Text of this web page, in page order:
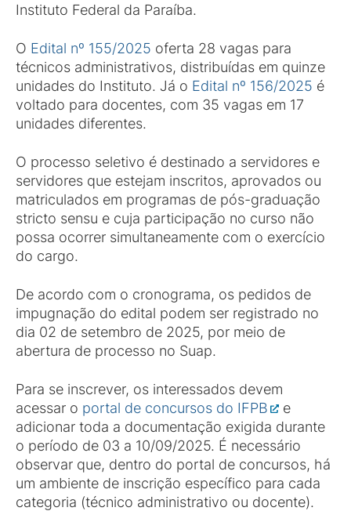
Instituto Federal da Paraíba.
O Edital nº 155/2025 oferta 28 vagas para
técnicos administrativos, distribuídas em quinze
unidades do Instituto. Já o Edital nº 156/2025 é
voltado para docentes, com 35 vagas em 17
unidades diferentes.
O processo seletivo é destinado a servidores e
servidores que estejam inscritos, aprovados ou
matriculados em programas de pós-graduação
stricto sensu e cuja participação no curso não
possa ocorrer simultaneamente com o exercício
do cargo.
De acordo com o cronograma, os pedidos de
impugnação do edital podem ser registrado no
dia 02 de setembro de 2025, por meio de
abertura de processo no Suap.
Para se inscrever, os interessados devem
acessar o portal de concursos do IFPB
e
adicionar toda a documentação exigida durante
o período de 03 a 10/09/2025. É necessário
observar que, dentro do portal de concursos, há
um ambiente de inscrição específico para cada
categoria (técnico administrativo ou docente).